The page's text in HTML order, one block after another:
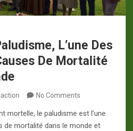
L’une Des
De Mortalité
No Comments
mortelle, le paludisme est l’une
de mortalité dans le monde et